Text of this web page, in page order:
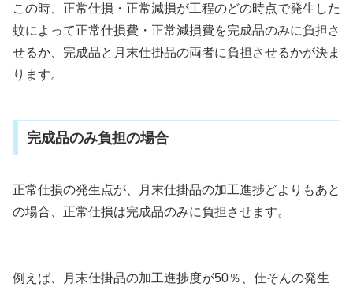
この時、正常仕損・正常減損が工程のどの時点で発生した
蚊によって正常仕損費・正常減損費を完成品のみに負担さ
せるか、完成品と月末仕掛品の両者に負担させるかが決ま
ります。
完成品のみ負担の場合
正常仕損の発生点が、月末仕掛品の加工進捗どよりもあと
の場合、正常仕損は完成品のみに負担させます。
例えば、月末仕掛品の加工進捗度が50％、仕そんの発生